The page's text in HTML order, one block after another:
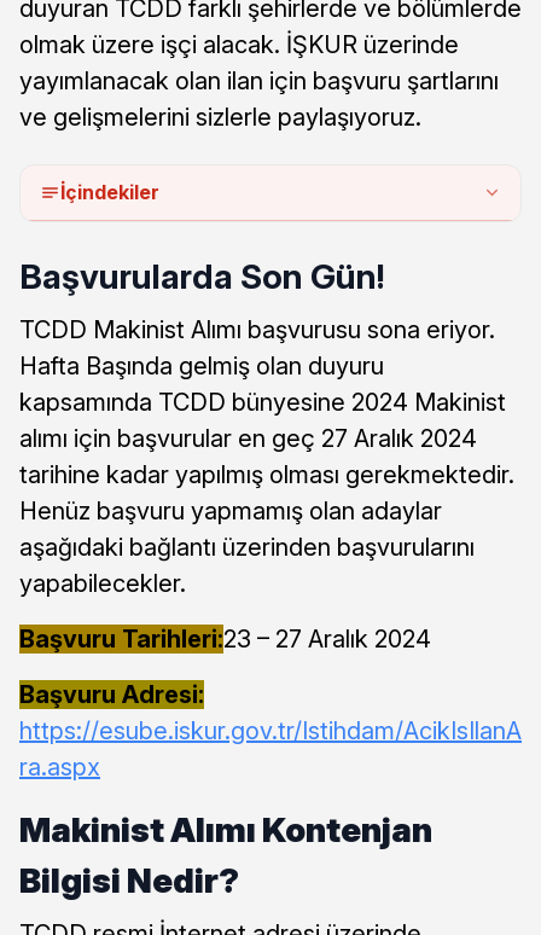
duyuran TCDD farklı şehirlerde ve bölümlerde
olmak üzere işçi alacak. İŞKUR üzerinde
yayımlanacak olan ilan için başvuru şartlarını
ve gelişmelerini sizlerle paylaşıyoruz.
İçindekiler
Başvurularda Son Gün!
TCDD Makinist Alımı başvurusu sona eriyor.
Hafta Başında gelmiş olan duyuru
kapsamında TCDD bünyesine 2024 Makinist
alımı için başvurular en geç 27 Aralık 2024
tarihine kadar yapılmış olması gerekmektedir.
Henüz başvuru yapmamış olan adaylar
aşağıdaki bağlantı üzerinden başvurularını
yapabilecekler.
Başvuru Tarihleri:23 – 27 Aralık 2024
Başvuru Adresi:
https://esube.iskur.gov.tr/Istihdam/AcikIsIlanA
ra.aspx
Makinist Alımı Kontenjan
Bilgisi Nedir?